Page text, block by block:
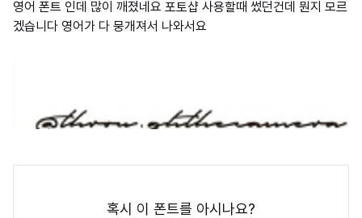
영어 폰트 인데 많이 깨졌네요 포토샵 사용할때 썼던건데 뭔지 모르
겠습니다 영어가 다 뭉개져서 나와서요
혹시 이 폰트를 아시나요?